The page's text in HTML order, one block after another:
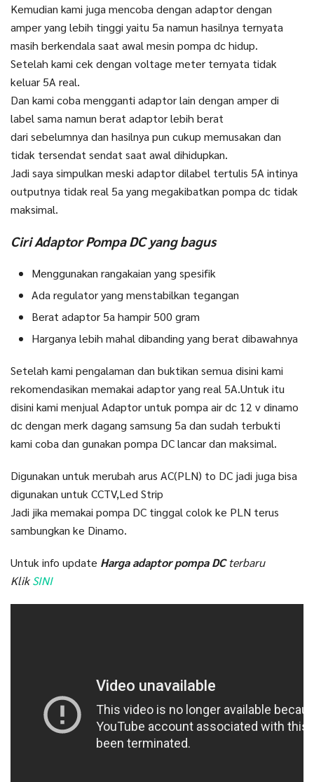
Kemudian kami juga mencoba dengan adaptor dengan
amper yang lebih tinggi yaitu 5a namun hasilnya ternyata
masih berkendala saat awal mesin pompa dc hidup.
Setelah kami cek dengan voltage meter ternyata tidak
keluar 5A real.
Dan kami coba mengganti adaptor lain dengan amper di
label sama namun berat adaptor lebih berat
dari sebelumnya dan hasilnya pun cukup memusakan dan
tidak tersendat sendat saat awal dihidupkan.
Jadi saya simpulkan meski adaptor dilabel tertulis 5A intinya
outputnya tidak real 5a yang megakibatkan pompa dc tidak
maksimal.
Ciri Adaptor Pompa DC yang bagus
Menggunakan rangakaian yang spesifik
Ada regulator yang menstabilkan tegangan
Berat adaptor 5a hampir 500 gram
Harganya lebih mahal dibanding yang berat dibawahnya
Setelah kami pengalaman dan buktikan semua disini kami
rekomendasikan memakai adaptor yang real 5A.Untuk itu
disini kami menjual Adaptor untuk pompa air dc 12 v dinamo
dc dengan merk dagang samsung 5a dan sudah terbukti
kami coba dan gunakan pompa DC lancar dan maksimal.
Digunakan untuk merubah arus AC(PLN) to DC jadi juga bisa
digunakan untuk CCTV,Led Strip
Jadi jika memakai pompa DC tinggal colok ke PLN terus
sambungkan ke Dinamo.
Untuk info update Harga adaptor pompa DC terbaru
KlikSINI